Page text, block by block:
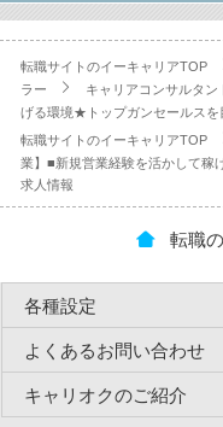
転職サイトのイーキャリアTOP
ラー
キャリアコンサルタン
げる環境★トップガンセールスを
転職サイトのイーキャリアTOP
業】■新規営業経験を活かして稼
求人情報
転職
各種設定
よくあるお問い合わせ
キャリオクのご紹介